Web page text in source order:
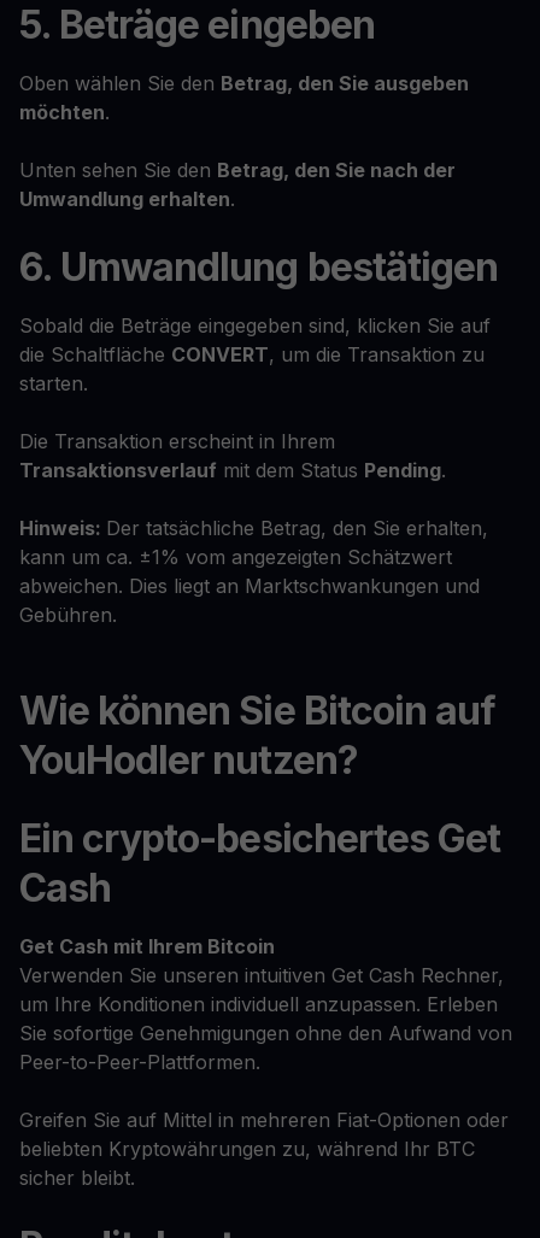
5. Beträge eingeben
Oben wählen Sie den Betrag, den Sie ausgeben
möchten.
Unten sehen Sie den Betrag, den Sie nach der
Umwandlung erhalten.
6. Umwandlung bestätigen
Sobald die Beträge eingegeben sind, klicken Sie auf
die Schaltfläche CONVERT, um die Transaktion zu
starten.
Die Transaktion erscheint in Ihrem
Transaktionsverlauf mit dem Status Pending.
Hinweis: Der tatsächliche Betrag, den Sie erhalten,
kann um ca. ±1% vom angezeigten Schätzwert
abweichen. Dies liegt an Marktschwankungen und
Gebühren.
Wie können Sie Bitcoin auf
YouHodler nutzen?
Ein crypto-besichertes Get
Cash
Get Cash mit Ihrem Bitcoin
Verwenden Sie unseren intuitiven Get Cash Rechner,
um Ihre Konditionen individuell anzupassen. Erleben
Sie sofortige Genehmigungen ohne den Aufwand von
Peer-to-Peer-Plattformen.
Greifen Sie auf Mittel in mehreren Fiat-Optionen oder
beliebten Kryptowährungen zu, während Ihr BTC
sicher bleibt.